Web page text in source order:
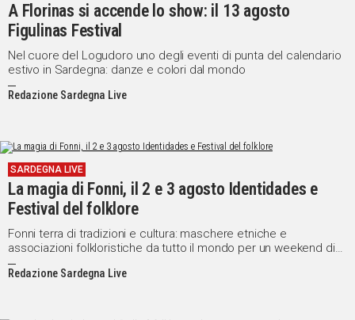
IN
ITALIA
NEL
MONDO
VIDEO
UNISCITI
A Florinas si accende lo show: il 13 agosto
Figulinas Festival
Nel cuore del Logudoro uno degli eventi di punta del calendario
estivo in Sardegna: danze e colori dal mondo
Redazione Sardegna Live
SARDEGNA LIVE
La magia di Fonni, il 2 e 3 agosto Identidades e
Festival del folklore
Fonni terra di tradizioni e cultura: maschere etniche e
associazioni folkloristiche da tutto il mondo per un weekend di
spettacolo e intrattenimento
Redazione Sardegna Live